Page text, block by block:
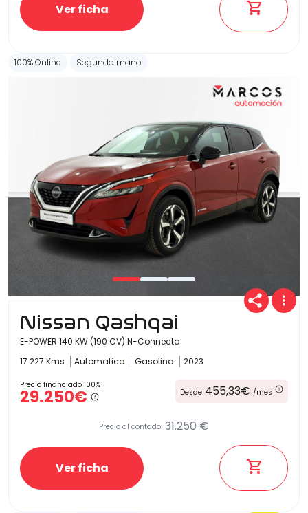
Ver ficha
100% Online Segunda mano
Nissan Qashqai
E-POWER 140 KW (190 CV) N-Connecta
17.227 Kms
Automatica Gasolina 2023
Precio financiado 100%
29.250€ Desde 455,33€ /mes
Precio al contado: 31.250 €
Ver ficha